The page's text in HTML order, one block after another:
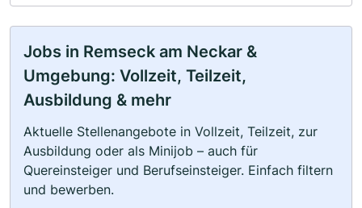
Jobs in Remseck am Neckar &
Umgebung: Vollzeit, Teilzeit,
Ausbildung & mehr
Aktuelle Stellenangebote in Vollzeit, Teilzeit, zur
Ausbildung oder als Minijob – auch für
Quereinsteiger und Berufseinsteiger. Einfach filtern
und bewerben.